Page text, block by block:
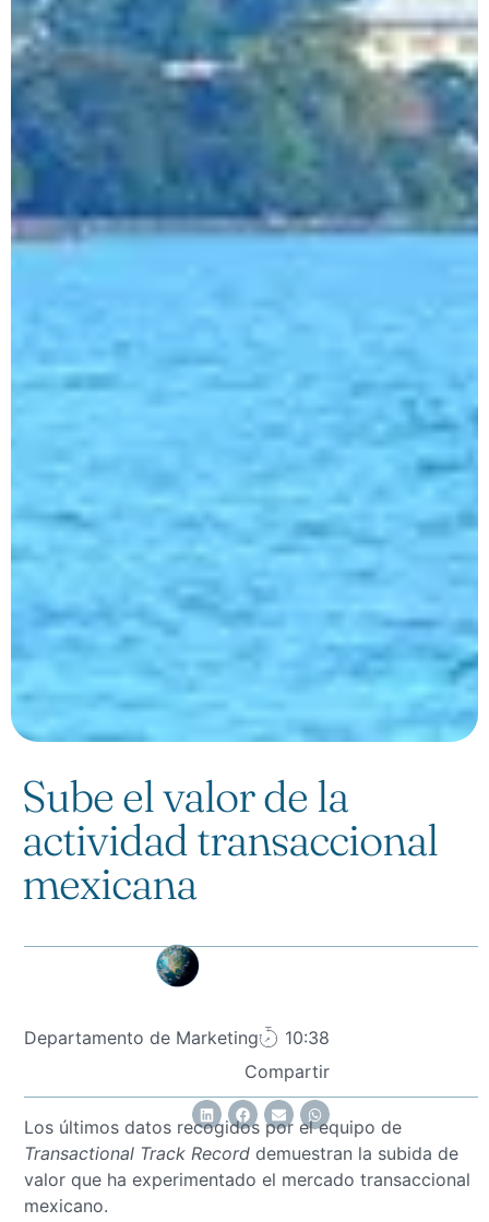
Sube el valor de la
actividad transaccional
mexicana
Departamento de Marketing
10:38
Compartir
Los últimos datos recogidos por el equipo de
Transactional Track Record demuestran la subida de
valor que ha experimentado el mercado transaccional
mexicano.